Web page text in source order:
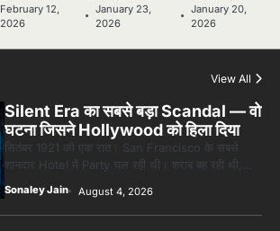
5 Horror Films जो आपको रात को अकेले नहीं
February 12,
2026
January 23,
2026
January 20,
2026
View All
Silent Era का सबसे बड़ा Scandal — वो
घटना जिसने Hollywood को हिला दिया
सितंबर 1921 की एक रात। San Francisco के सबसे
शानदार Hotel में Party चल रही थी। शराब बह रही थी,…
Sonaley Jain August 4, 2026